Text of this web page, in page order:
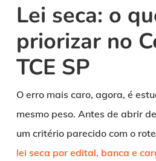
Lei seca: o
priorizar no
TCE SP
O erro mais caro, agora, é
mesmo peso. Antes de abrir
um critério parecido com o
lei seca por edital, banca e